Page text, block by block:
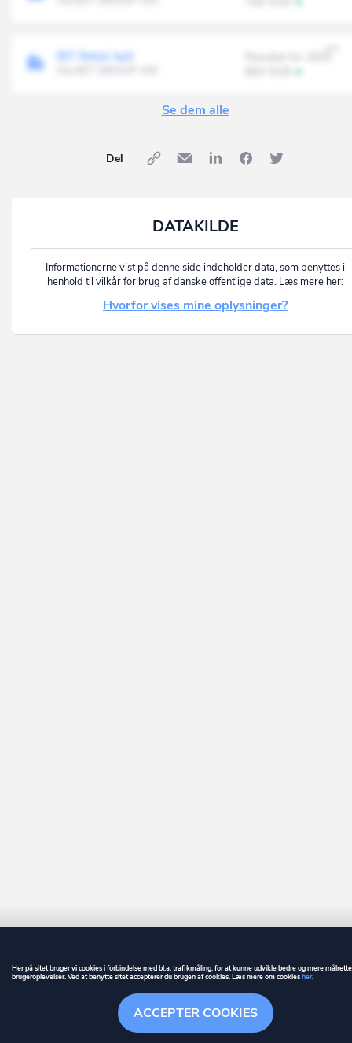
Søgehistorik Menu
EET Retail ApS
Se dem alle
Del
DATAKILDE
Informationerne vist på denne side indeholder data, som benyttes i
henhold til vilkår for brug af danske offentlige data. Læs mere her:
Hvorfor vises mine oplysninger?
er et registreret varemærke tilhørende ownr ApS – CVR nr.: 36 40 88
Stationsparken 26. 2., 2600 Glostrup, info@ownr.dk
ACCEPTER COOKIES
Her på sitet bruger vi cookies i forbindelse med bl.a. trafikmåling, for at kunne udvikle bedre og mere
brugeroplevelser. Ved at benytte sitet accepterer du brugen af cookies. Læs mere om cookiesher.